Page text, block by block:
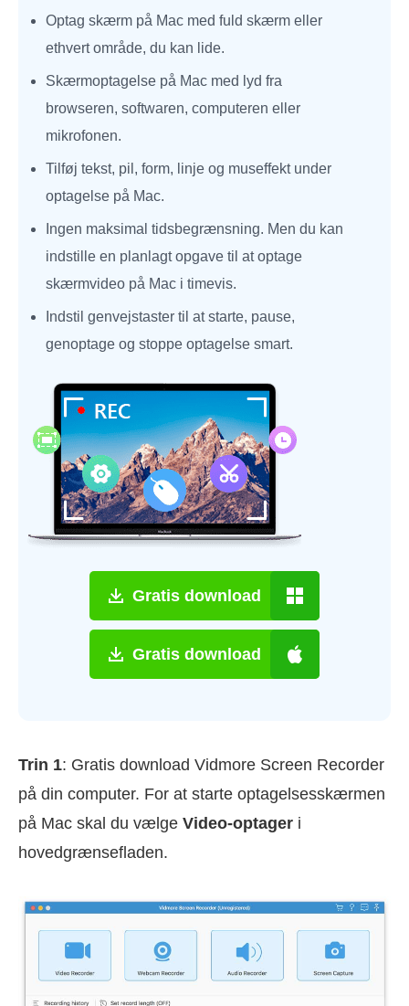
Optag skærm på Mac med fuld skærm eller
ethvert område, du kan lide.
Skærmoptagelse på Mac med lyd fra
browseren, softwaren, computeren eller
mikrofonen.
Tilføj tekst, pil, form, linje og museffekt under
optagelse på Mac.
Ingen maksimal tidsbegrænsning. Men du kan
indstille en planlagt opgave til at optage
skærmvideo på Mac i timevis.
Indstil genvejstaster til at starte, pause,
genoptage og stoppe optagelse smart.
Gratis download
Gratis download
Trin 1: Gratis download Vidmore Screen Recorder
på din computer. For at starte optagelsesskærmen
på Mac skal du vælge Video-optager i
hovedgrænsefladen.